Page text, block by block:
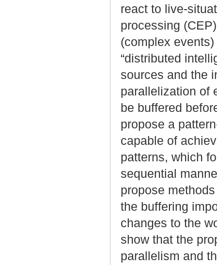
react to live-
processing
(complex
“distributed
sources and the
parallelization of
be buffered
propose a
capable of
patterns, which
sequential
propose
the buffering
changes to the
show that the
parallelism and